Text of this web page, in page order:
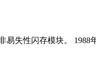
易失性闪存模块。 1988